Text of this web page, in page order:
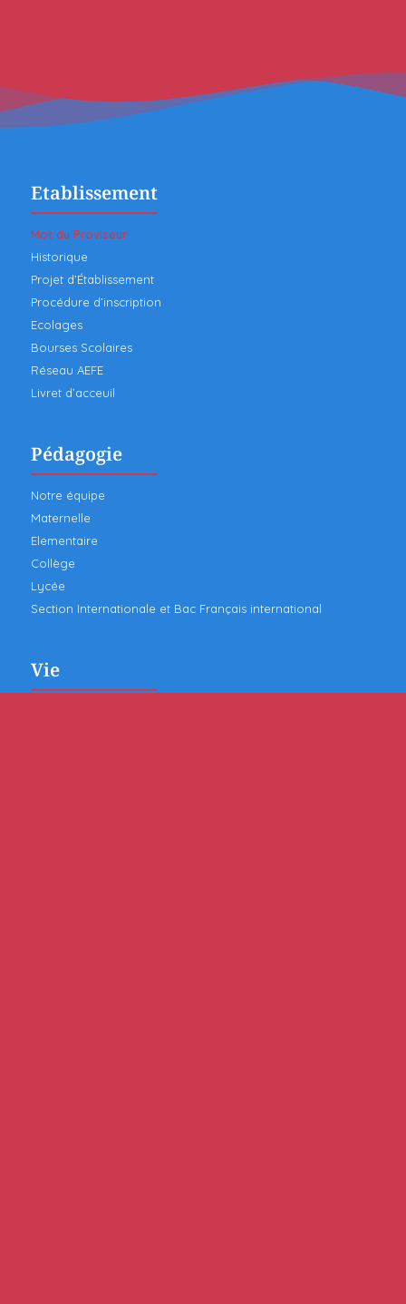
Etablissement
Mot du Proviseur
Historique
Projet d’Établissement
Procédure d’inscription
Ecolages
Bourses Scolaires
Réseau AEFE
Livret d’acceuil
Pédagogie
Notre équipe
Maternelle
Elementaire
Collège
Lycée
Section Internationale et Bac Français international
Vie